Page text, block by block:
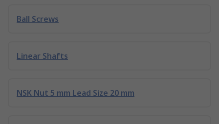
Ball Screws
Linear Shafts
NSK Nut 5 mm Lead Size 20 mm